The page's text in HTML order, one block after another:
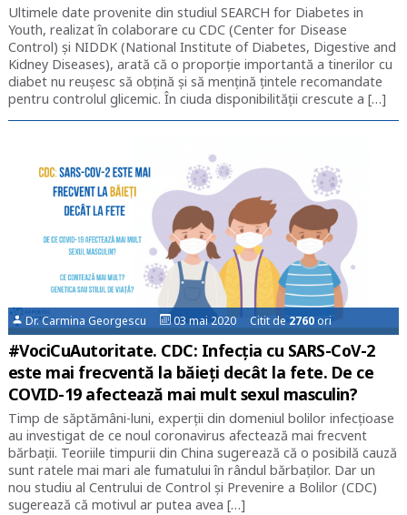
Ultimele date provenite din studiul SEARCH for Diabetes in
Youth, realizat în colaborare cu CDC (Center for Disease
Control) și NIDDK (National Institute of Diabetes, Digestive and
Kidney Diseases), arată că o proporție importantă a tinerilor cu
diabet nu reușesc să obțină și să mențină țintele recomandate
pentru controlul glicemic. În ciuda disponibilității crescute a […]
Dr. Carmina Georgescu 03 mai 2020 Citit de2760ori
#VociCuAutoritate. CDC: Infecția cu SARS-CoV-2
este mai frecventă la băieți decât la fete. De ce
COVID-19 afectează mai mult sexul masculin?
Timp de săptămâni-luni, experții din domeniul bolilor infecțioase
au investigat de ce noul coronavirus afectează mai frecvent
bărbații. Teoriile timpurii din China sugerează că o posibilă cauză
sunt ratele mai mari ale fumatului în rândul bărbaților. Dar un
nou studiu al Centrului de Control și Prevenire a Bolilor (CDC)
sugerează că motivul ar putea avea […]